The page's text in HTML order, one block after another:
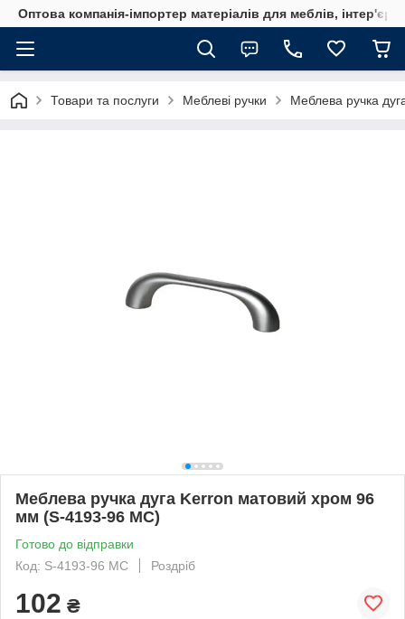
Оптова компанія-імпортер матеріалів для меблів, інтер'єру
Товари та послуги Меблеві ручки Меблева ручка
Меблева ручка дуга Kerron матовий хром 96
мм (S-4193-96 MC)
Готово до відправки
Код: S-4193-96 MC
Роздріб
102 ₴